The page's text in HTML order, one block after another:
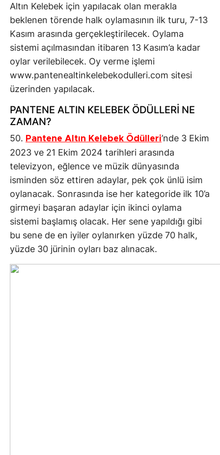
Altın Kelebek için yapılacak olan merakla
beklenen törende halk oylamasının ilk turu, 7-13
Kasım arasında gerçekleştirilecek. Oylama
sistemi açılmasından itibaren 13 Kasım’a kadar
oylar verilebilecek. Oy verme işlemi
www.pantenealtinkelebekodulleri.com sitesi
üzerinden yapılacak.
PANTENE ALTIN KELEBEK ÖDÜLLERİ NE
ZAMAN?
50. Pantene Altın Kelebek Ödülleri’nde 3 Ekim
2023 ve 21 Ekim 2024 tarihleri arasında
televizyon, eğlence ve müzik dünyasında
isminden söz ettiren adaylar, pek çok ünlü isim
oylanacak. Sonrasında ise her kategoride ilk 10’a
girmeyi başaran adaylar için ikinci oylama
sistemi başlamış olacak. Her sene yapıldığı gibi
bu sene de en iyiler oylanırken yüzde 70 halk,
yüzde 30 jürinin oyları baz alınacak.